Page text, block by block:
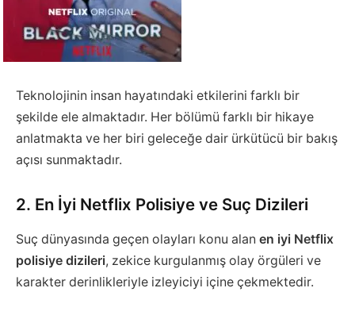
Teknolojinin insan hayatındaki etkilerini farklı bir
şekilde ele almaktadır. Her bölümü farklı bir hikaye
anlatmakta ve her biri geleceğe dair ürkütücü bir bakış
açısı sunmaktadır.
2. En İyi Netflix Polisiye ve Suç Dizileri
Suç dünyasında geçen olayları konu alan en iyi Netflix
polisiye dizileri, zekice kurgulanmış olay örgüleri ve
karakter derinlikleriyle izleyiciyi içine çekmektedir.